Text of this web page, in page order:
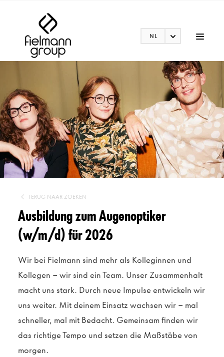
NL
TERUG NAAR ZOEKEN
Ausbildung zum Augenoptiker
(w/m/d) für 2026
Wir bei Fielmann sind mehr als Kolleginnen und
Kollegen – wir sind ein Team. Unser Zusammenhalt
macht uns stark. Durch neue Impulse entwickeln wir
uns weiter. Mit deinem Einsatz wachsen wir – mal
schneller, mal mit Bedacht. Gemeinsam finden wir
das richtige Tempo und setzen die Maßstäbe von
morgen.